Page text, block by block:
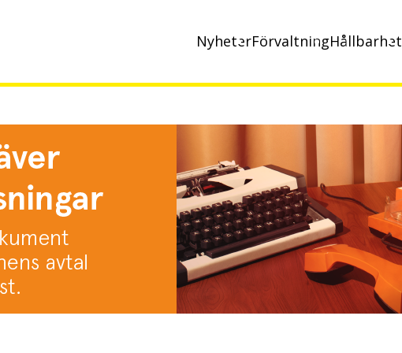
NyheterFörvaltningHållbarhet